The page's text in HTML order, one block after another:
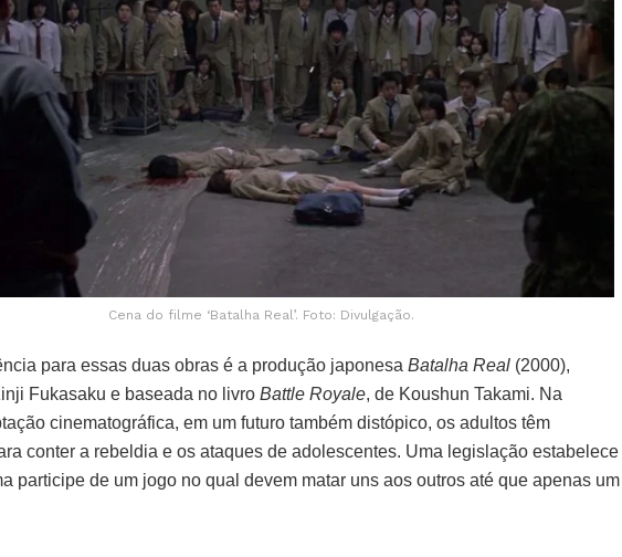
Cena do filme ‘Batalha Real’. Foto: Divulgação.
para essas duas obras é a produção japonesa Batalha Real (2000),
Fukasaku e baseada no livro Battle Royale, de Koushun Takami. Na
cinematográfica, em um futuro também distópico, os adultos têm
conter a rebeldia e os ataques de adolescentes. Uma legislação estabelece
participe de um jogo no qual devem matar uns aos outros até que apenas um